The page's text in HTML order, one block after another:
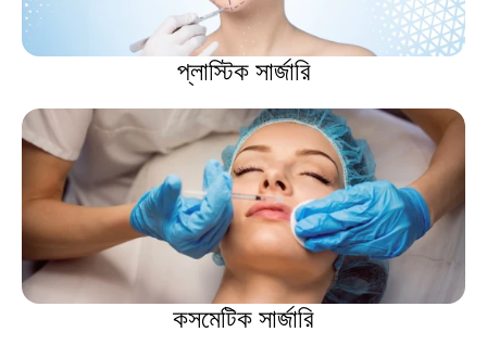
প্লাস্টিক সার্জারি
কসমেটিক সার্জারি